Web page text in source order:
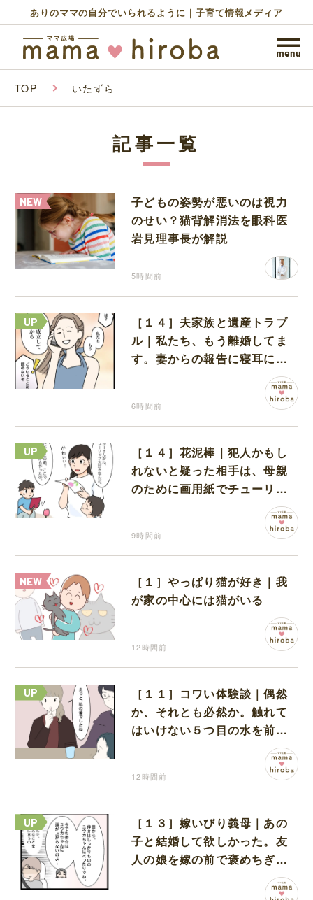
ありのママの自分でいられるように｜子育て情報メディア
TOP いたずら
記事一覧
子どもの姿勢が悪いのは視力
のせい？猫背解消法を眼科医
岩見理事長が解説
5時間前
［１４］夫家族と遺産トラブ
ル｜私たち、もう離婚してま
す。妻からの報告に寝耳に水
6時間前
［１４］花泥棒｜犯人かもし
れないと疑った相手は、母親
のために画用紙でチューリッ
プを作っていただけだった
9時間前
［１］やっぱり猫が好き｜我
が家の中心には猫がいる
12時間前
［１１］コワい体験談｜偶然
か、それとも必然か。触れて
はいけない５つ目の水を前に
12時間前
［１３］嫁いびり義母｜あの
子と結婚して欲しかった。友
人の娘を嫁の前で褒めちぎる